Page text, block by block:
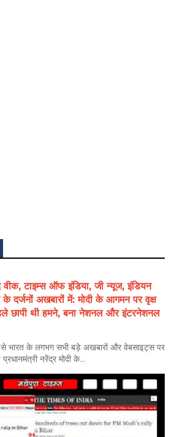
वीक, टाइम्स ऑफ इंडिया, जी न्यूज, इंडियन
दर्जनों अखबारों में: मोदी के आगमन पर वृक्ष
छापी थी हमने, बना नेशनल और इंटरनेशनल
भारत के लगभग सभी बड़े अखबारों और वेबसाइट्स पर
नरेंद्र मोदी के...